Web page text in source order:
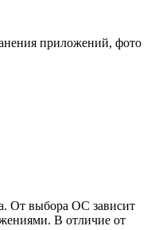
приложений, фото
От выбора ОС зависит
В отличие от